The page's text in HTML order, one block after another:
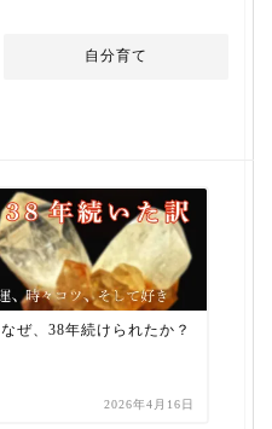
自分育て
なぜ、38年続けられたか？
2026年4月16日